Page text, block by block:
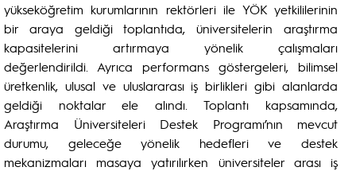
yükseköğretim kurumlarının rektörleri ile YÖK yetkililerinin
bir araya geldiği toplantıda, üniversitelerin araştırma
kapasitelerini artırmaya yönelik çalışmaları
değerlendirildi. Ayrıca performans göstergeleri, bilimsel
üretkenlik, ulusal ve uluslararası iş birlikleri gibi alanlarda
geldiği noktalar ele alındı. Toplantı kapsamında,
Araştırma Üniversiteleri Destek Programı’nın mevcut
durumu, geleceğe yönelik hedefleri ve destek
mekanizmaları masaya yatırılırken üniversiteler arası iş